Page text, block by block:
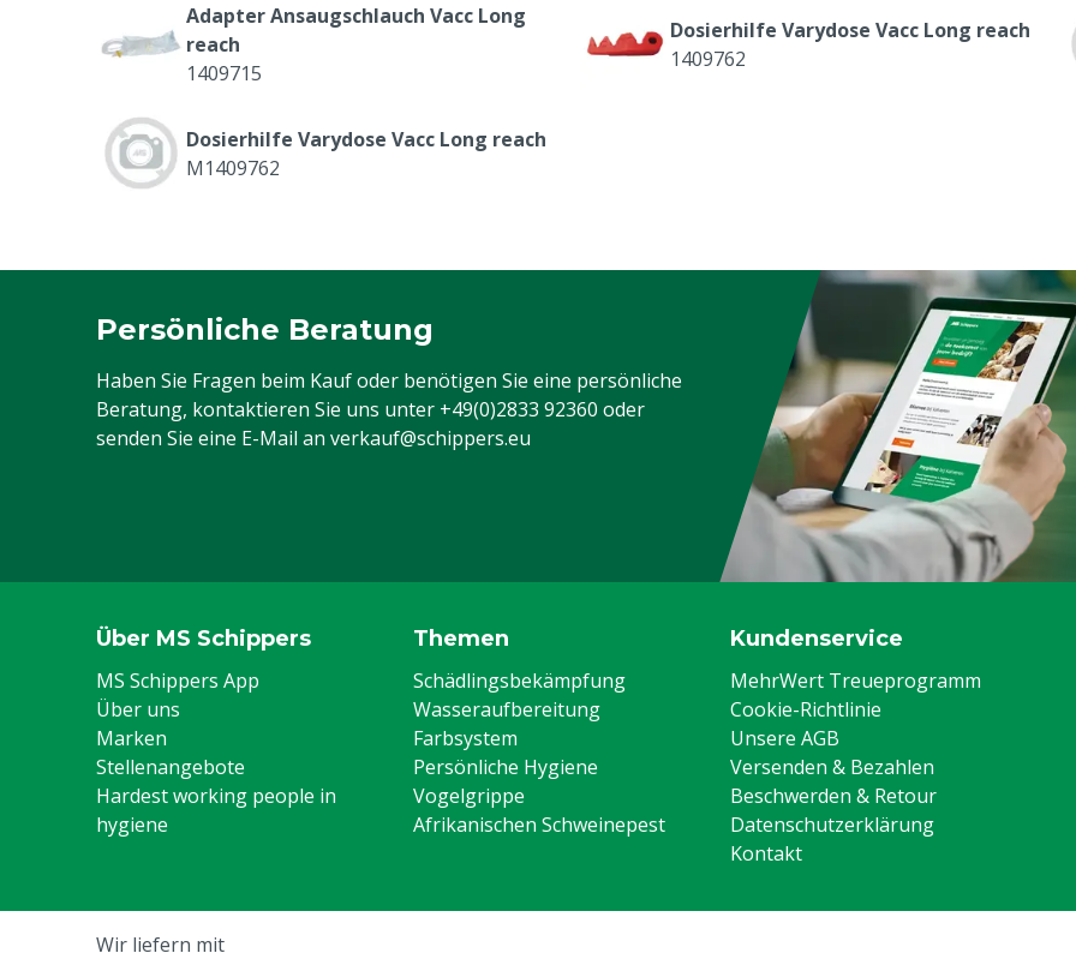
Adapter Ansaugschlauch Vacc Long
reach
1409715
Dosierhilfe Varydose Vacc Long reach
1409762
Dosierhilfe Varydose Vacc Long reach
M1409762
Persönliche Beratung
Haben Sie Fragen beim Kauf oder benötigen Sie eine persönliche
Beratung, kontaktieren Sie uns unter +49(0)2833 92360 oder
senden Sie eine E-Mail an verkauf@schippers.eu
Über MS Schippers
MS Schippers App
Über uns
Marken
Stellenangebote
Hardest working people in
hygiene
Themen
Schädlingsbekämpfung
Wasseraufbereitung
Farbsystem
Persönliche Hygiene
Vogelgrippe
Afrikanischen Schweinepest
Kundenservice
MehrWert Treueprogramm
Cookie-Richtlinie
Unsere AGB
Versenden & Bezahlen
Beschwerden & Retour
Datenschutzerklärung
Kontakt
Wir liefern mit